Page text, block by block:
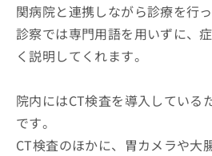
関病院と連携しながら診療を行っ
診察では専門用語を用いずに、
く説明してくれます。
院内にはCT検査を導入している
です。
CT検査のほかに、胃カメラや大